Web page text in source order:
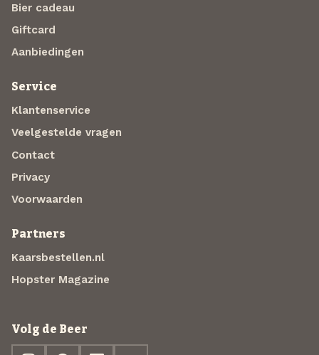
Bier cadeau
Giftcard
Aanbiedingen
Service
Klantenservice
Veelgestelde vragen
Contact
Privacy
Voorwaarden
Partners
Kaarsbestellen.nl
Hopster Magazine
Volg de Beer